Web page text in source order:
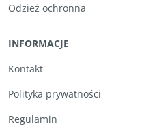
Odzież ochronna
INFORMACJE
Kontakt
Polityka prywatności
Regulamin